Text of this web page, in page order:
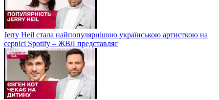
Jerry Heil стала найпопулярнішою українською артисткою на
сервісі Spotify – ЖВЛ представляє